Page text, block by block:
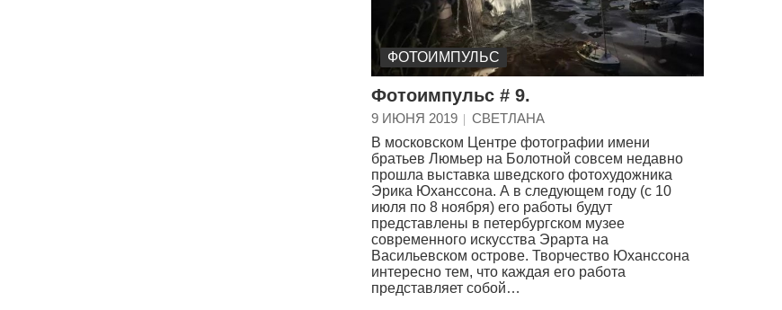
ФОТОИМПУЛЬС
Фотоимпульс # 9.
9 ИЮНЯ 2019
СВЕТЛАНА
В московском Центре фотографии имени
братьев Люмьер на Болотной совсем недавно
прошла выставка шведского фотохудожника
Эрика Юханссона. А в следующем году (с 10
июля по 8 ноября) его работы будут
представлены в петербургском музее
современного искусства Эрарта на
Васильевском острове. Творчество Юханссона
интересно тем, что каждая его работа
представляет собой…